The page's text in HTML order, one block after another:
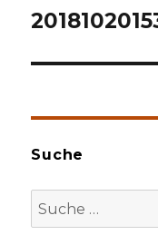
Suche
Suche
nach: